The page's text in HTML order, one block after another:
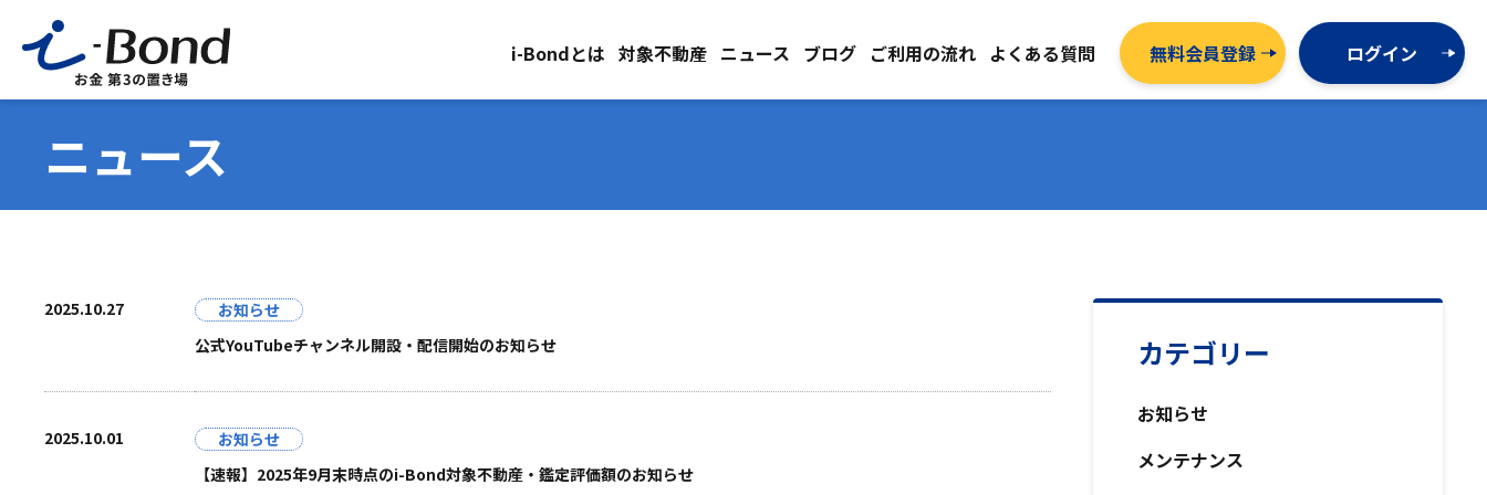
i-Bondとは 対象不動産 ニュース ブログ ご利用の流れ よくある質問 無料会員登録 ログイン
ニュース
2025.10.27
お知らせ
公式YouTubeチャンネル開設・配信開始のお知らせ
2025.10.01
お知らせ
【速報】2025年9月末時点のi-Bond対象不動産・鑑定評価額のお知らせ
カテゴリー
お知らせ
メンテナンス